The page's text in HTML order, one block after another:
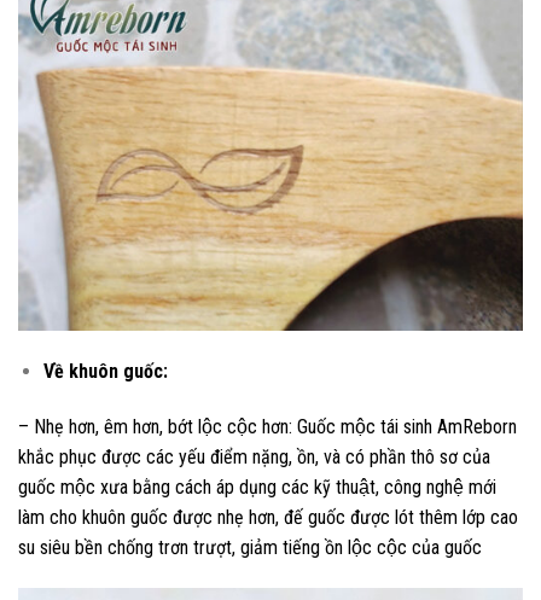
Về khuôn guốc:
– Nhẹ hơn, êm hơn, bớt lộc cộc hơn: Guốc mộc tái sinh AmReborn
khắc phục được các yếu điểm nặng, ồn, và có phần thô sơ của
guốc mộc xưa bằng cách áp dụng các kỹ thuật, công nghệ mới
làm cho khuôn guốc được nhẹ hơn, đế guốc được lót thêm lớp cao
su siêu bền chống trơn trượt, giảm tiếng ồn lộc cộc của guốc